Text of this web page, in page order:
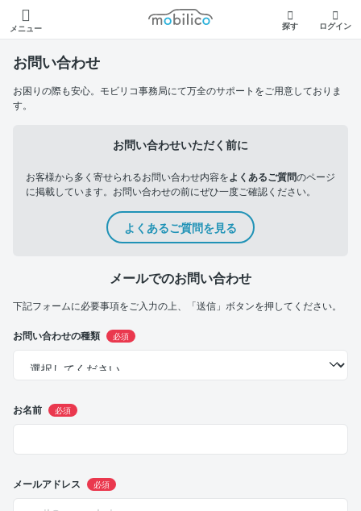
メニュー
モビリコ
探す ログイン
お問い合わせ
お困りの際も安心。モビリコ事務局にて万全のサポートをご用意しておりま
す。
お問い合わせいただく前に
お客様から多く寄せられるお問い合わせ内容をよくあるご質問のページ
に掲載しています。お問い合わせの前にぜひ一度ご確認ください。
よくあるご質問を見る
メールでのお問い合わせ
下記フォームに必要事項をご入力の上、「送信」ボタンを押してください。
お問い合わせの種類 必須
お名前 必須
メールアドレス 必須